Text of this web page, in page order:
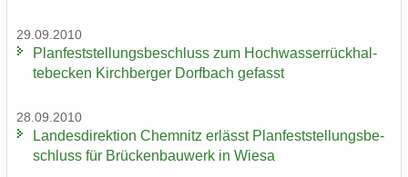
29.09.2010
Plan­fest­stel­lungs­be­schluss zum Hoch­was­ser­rück­hal­
te­be­cken Kirch­ber­ger Dorf­bach ge­fasst
28.09.2010
Lan­des­di­rek­ti­on Chem­nitz er­lässt Plan­fest­stel­lungs­be­
schluss für Brü­cken­bau­werk in Wiesa